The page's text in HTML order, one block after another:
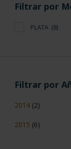
Filtrar por
PLATA (8)
Filtrar por
2014 (2)
2015 (6)